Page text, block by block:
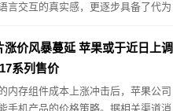
言交互的真实感，更逐步具备了代为
涨价风暴蔓延 苹果或于近日上调
系列售价
内存组件成本上涨冲击后，苹果公司
手机产品的价格策略。据相关渠道消